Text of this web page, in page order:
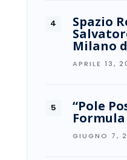
Spazio
Milano
APRILE 13,
“Pole
GIUGNO 7,